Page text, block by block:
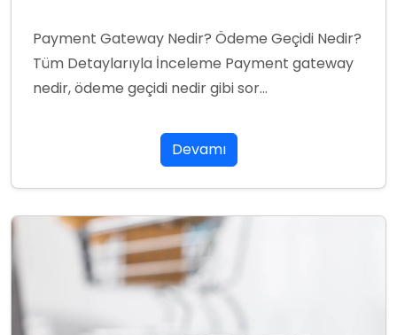
Payment Gateway Nedir? Ödeme Geçidi Nedir?
Tüm Detaylarıyla İnceleme Payment gateway
nedir, ödeme geçidi nedir gibi sor...
Devamı